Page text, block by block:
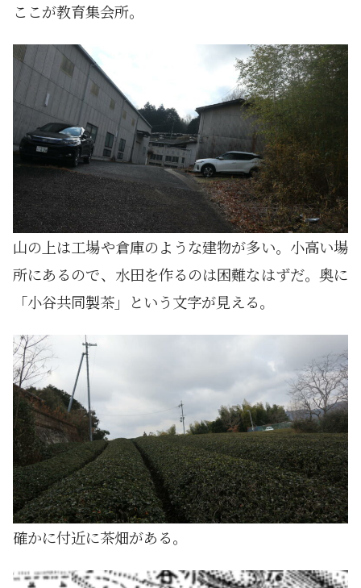
ここが教育集会所。
山の上は工場や倉庫のような建物が多い。小高い場
所にあるので、水田を作るのは困難なはずだ。奥に
「小谷共同製茶」という文字が見える。
確かに付近に茶畑がある。